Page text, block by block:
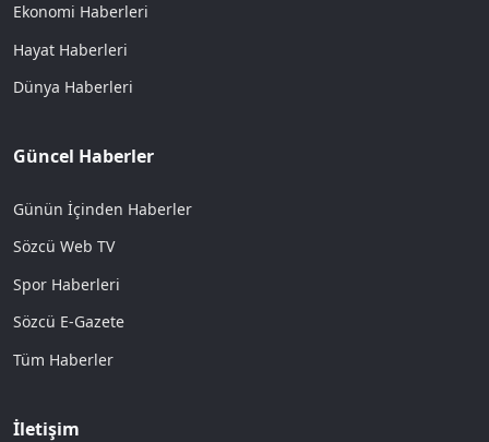
Ekonomi Haberleri
Hayat Haberleri
Dünya Haberleri
Güncel Haberler
Günün İçinden Haberler
Sözcü Web TV
Spor Haberleri
Sözcü E-Gazete
Tüm Haberler
İletişim